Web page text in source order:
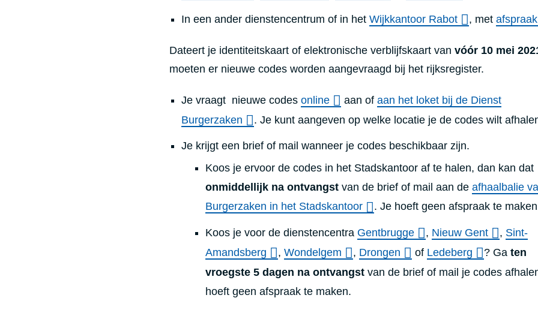
In een ander dienstencentrum of in het Wijkkantoor Rabot , met afspraak
Dateert je identiteitskaart of elektronische verblijfskaart van vóór 10 mei
moeten er nieuwe codes worden aangevraagd bij het rijksregister.
Je vraagt nieuwe codes online aan of aan het loket bij de Dienst
Burgerzaken
. Je kunt aangeven op welke locatie je de codes wilt
Je krijgt een brief of mail wanneer je codes beschikbaar zijn.
Koos je ervoor de codes in het Stadskantoor af te halen, dan kan dat
onmiddellijk na ontvangst van de brief of mail aan de afhaalbalie
Burgerzaken in het Stadskantoor
. Je hoeft geen afspraak te
Koos je voor de dienstencentra Gentbrugge , Nieuw Gent , Sint-
Amandsberg
, Wondelgem , Drongen of Ledeberg ? Ga ten
vroegste 5 dagen na ontvangst van de brief of mail je codes
hoeft geen afspraak te maken.